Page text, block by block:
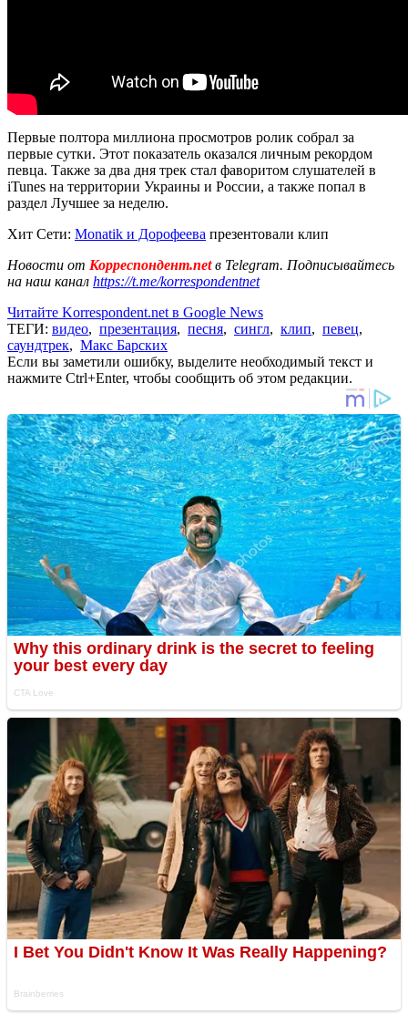
Первые полтора миллиона просмотров ролик собрал за
первые сутки. Этот показатель оказался личным рекордом
певца. Также за два дня трек стал фаворитом слушателей в
iTunes на территории Украины и России, а также попал в
раздел Лучшее за неделю.
Хит Сети: Monatik и Дорофеева презентовали клип
Новости от Корреспондент.netв Telegram. Подписывайтесь
на наш канал https://t.me/korrespondentnet
Читайте Korrespondent.net в Google News
ТЕГИ: видео, презентация, песня, сингл, клип, певец,
саундтрек, Макс Барских
Если вы заметили ошибку, выделите необходимый текст и
нажмите Ctrl+Enter, чтобы сообщить об этом редакции.